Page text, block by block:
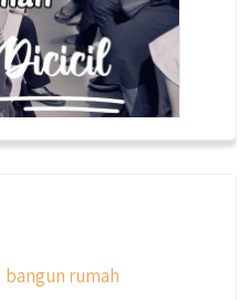
3 years ago
bangun rumah